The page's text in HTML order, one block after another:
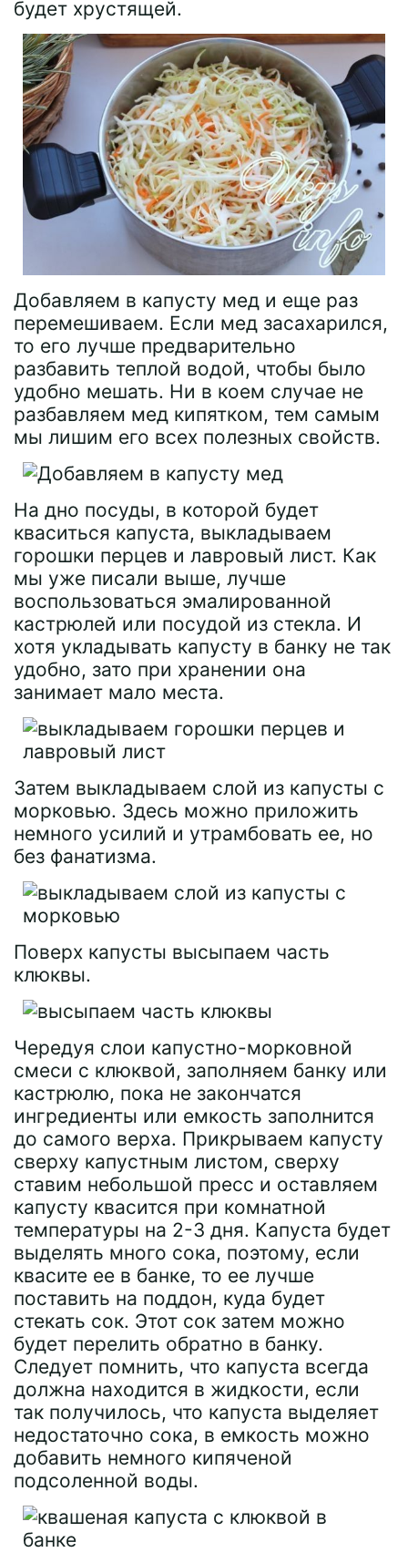
будет хрустящей.
Добавляем в капусту мед и еще раз
перемешиваем. Если мед засахарился,
то его лучше предварительно
разбавить теплой водой, чтобы было
удобно мешать. Ни в коем случае не
разбавляем мед кипятком, тем самым
мы лишим его всех полезных свойств.
На дно посуды, в которой будет
кваситься капуста, выкладываем
горошки перцев и лавровый лист. Как
мы уже писали выше, лучше
воспользоваться эмалированной
кастрюлей или посудой из стекла. И
хотя укладывать капусту в банку не так
удобно, зато при хранении она
занимает мало места.
Затем выкладываем слой из капусты с
морковью. Здесь можно приложить
немного усилий и утрамбовать ее, но
без фанатизма.
Поверх капусты высыпаем часть
клюквы.
Чередуя слои капустно-морковной
смеси с клюквой, заполняем банку или
кастрюлю, пока не закончатся
ингредиенты или емкость заполнится
до самого верха. Прикрываем капусту
сверху капустным листом, сверху
ставим небольшой пресс и оставляем
капусту квасится при комнатной
температуры на 2-3 дня. Капуста будет
выделять много сока, поэтому, если
квасите ее в банке, то ее лучше
поставить на поддон, куда будет
стекать сок. Этот сок затем можно
будет перелить обратно в банку.
Следует помнить, что капуста всегда
должна находится в жидкости, если
так получилось, что капуста выделяет
недостаточно сока, в емкость можно
добавить немного кипяченой
подсоленной воды.